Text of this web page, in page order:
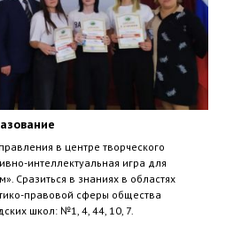
в центре творческого
интеллектуальная игра для
Сразиться в знаниях в областях
правовой сферы общества
школ: №1, 4, 44, 10, 7.